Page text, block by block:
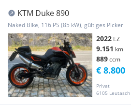
KTM Duke 890
Naked Bike, 116 PS (85 kW), gültiges Pickerl
2022 EZ
9.151 km
889ccm
Privat
6105 Leutasch
€ 8.800